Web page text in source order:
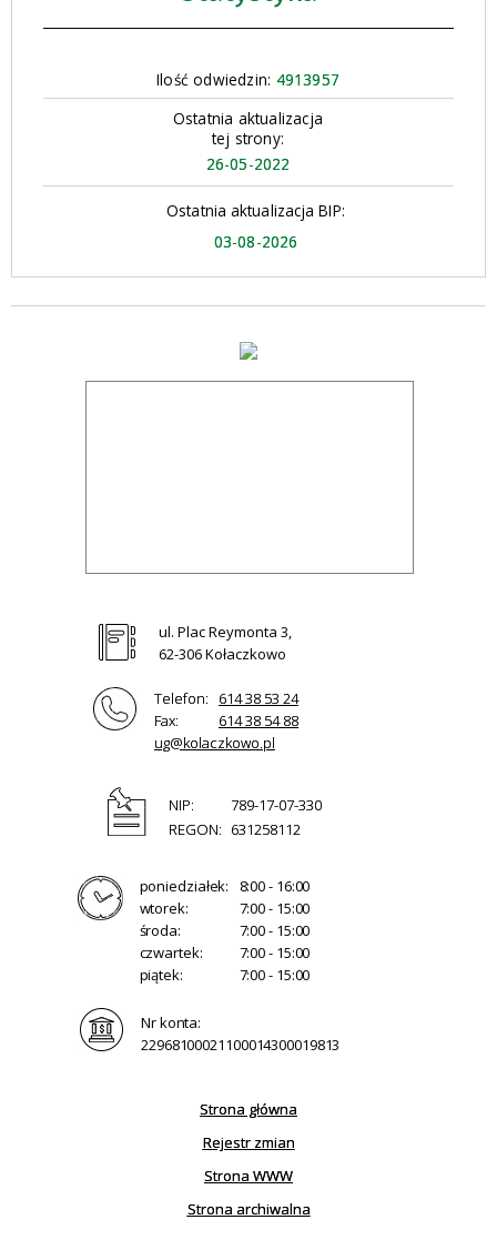
Ilość odwiedzin: 4913957
Ostatnia aktualizacja
tej strony:
26-05-2022
Ostatnia aktualizacja BIP:
03-08-2026
ul. Plac Reymonta 3,
62-306 Kołaczkowo
Telefon:
614 38 53 24
Fax:
614 38 54 88
ug@kolaczkowo.pl
NIP:
789-17-07-330
REGON: 631258112
poniedziałek:
8:00 - 16:00
wtorek:
7:00 - 15:00
środa:
7:00 - 15:00
czwartek:
7:00 - 15:00
piątek:
7:00 - 15:00
Nr konta:
22968100021100014300019813
Strona główna
Rejestr zmian
Strona WWW
Strona archiwalna